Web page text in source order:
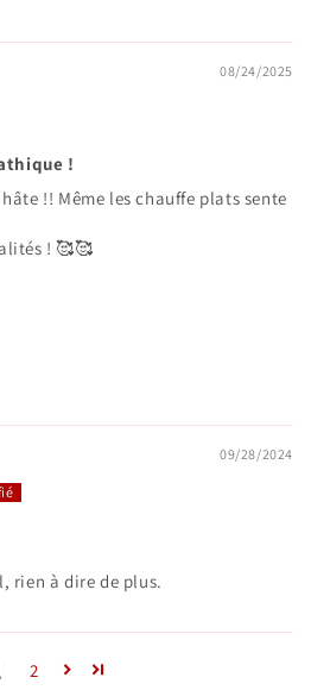
08/24/2025
!
!! Même les chauffe plats sente
! 🥰🥰
09/28/2024
rien à dire de plus.
2